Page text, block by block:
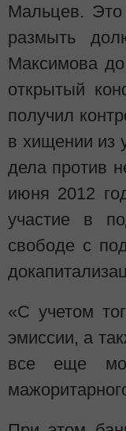
Мальцев. Это
размыть
Максимова
открытый
получил
в хищении из
дела против
июня 2012
участие в
свободе с
«С учетом
эмиссии, а
все еще